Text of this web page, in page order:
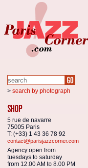
> search by photograph
5 rue de navarre
75005 Paris
T: (+33) 1 43 36 78 92
contact@parisjazzcorner.com
Agency open from
tuesdays to saturday
from 12.00 AM to 8.00 PM